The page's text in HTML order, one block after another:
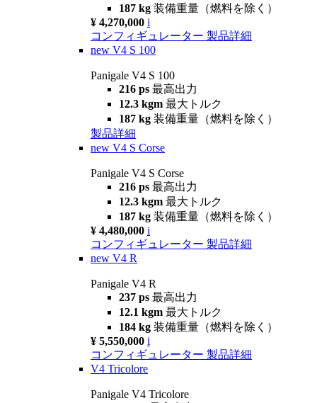
187 kg 装備重量（燃料を除く）
¥ 4,270,000 i
コンフィギュレーター 製品詳細
new V4 S 100
Panigale V4 S 100
216 ps 最高出力
12.3 kgm 最大トルク
187 kg 装備重量（燃料を除く）
製品詳細
new V4 S Corse
Panigale V4 S Corse
216 ps 最高出力
12.3 kgm 最大トルク
187 kg 装備重量（燃料を除く）
¥ 4,480,000 i
コンフィギュレーター 製品詳細
new V4 R
Panigale V4 R
237 ps 最高出力
12.1 kgm 最大トルク
184 kg 装備重量（燃料を除く）
¥ 5,550,000 i
コンフィギュレーター 製品詳細
V4 Tricolore
Panigale V4 Tricolore